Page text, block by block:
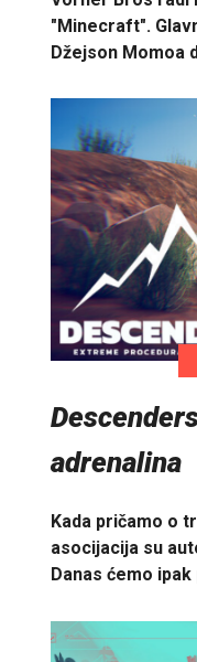
"Minecraft".
Džejson Momoa
adrenalina
Kada pričamo o
asocijacija su
Danas ćemo